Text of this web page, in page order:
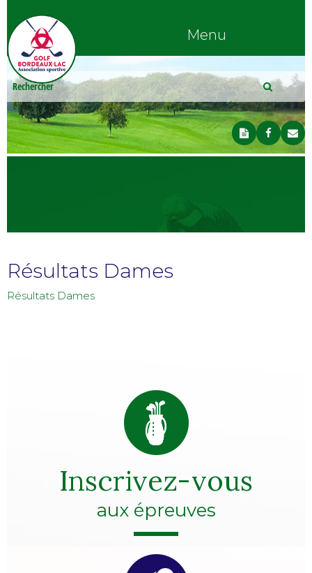
Menu
Résultats Dames
Résultats Dames
Inscrivez-vous
aux épreuves